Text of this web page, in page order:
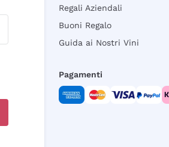
Regali Aziendali
Buoni Regalo
Guida ai Nostri Vini
Pagamenti